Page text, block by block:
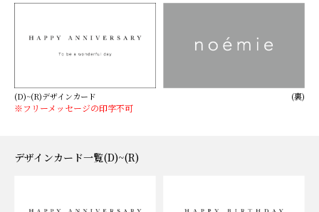
(D)~(R)デザインカード (裏)
※フリーメッセージの印字不可
デザインカード一覧(D)~(R)